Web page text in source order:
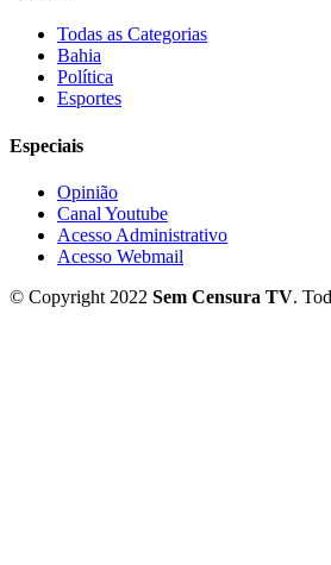
Todas as Categorias
Bahia
Política
Esportes
Especiais
Opinião
Canal Youtube
Acesso Administrativo
Acesso Webmail
© Copyright 2022 Sem Censura TV.